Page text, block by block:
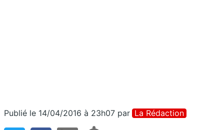
Publié le 14/04/2016 à 23h07 par La Rédaction